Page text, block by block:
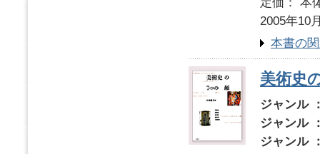
2005年10
本書の
美術史
ジャンル
ジャンル
ジャンル